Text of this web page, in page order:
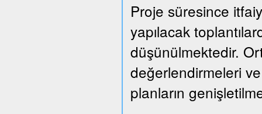
Proje süresince
yapılacak
düşünülmektedir.
değerlendirmeleri
planların